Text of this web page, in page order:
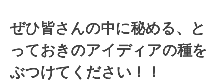
ぜひ皆さんの中に秘める、と
っておきのアイディアの種を
ぶつけてください！！